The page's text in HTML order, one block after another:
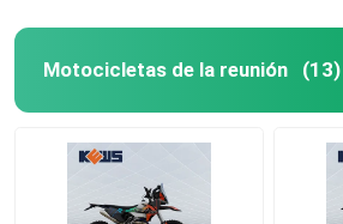
Motocicletas de la reunión (13)